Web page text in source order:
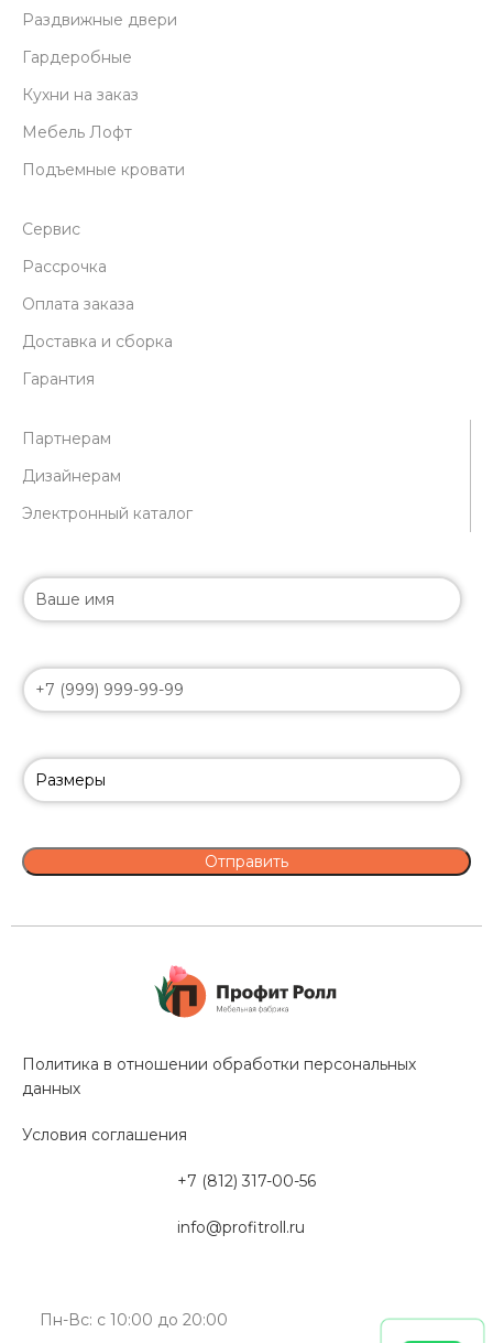
Раздвижные двери
Гардеробные
Кухни на заказ
Мебель Лофт
Подъемные кровати
Сервис
Рассрочка
Оплата заказа
Доставка и сборка
Гарантия
Партнерам
Дизайнерам
Электронный каталог
Политика в отношении обработки персональных
данных
Условия соглашения
+7 (812) 317-00-56
info@profitroll.ru
Пн-Вс: с 10:00 до 20:00